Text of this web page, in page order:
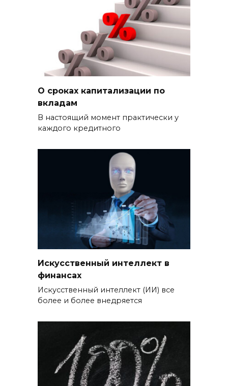
О сроках капитализации по
вкладам
В настоящий момент практически у
каждого кредитного
Искусственный интеллект в
финансах
Искусственный интеллект (ИИ) все
более и более внедряется